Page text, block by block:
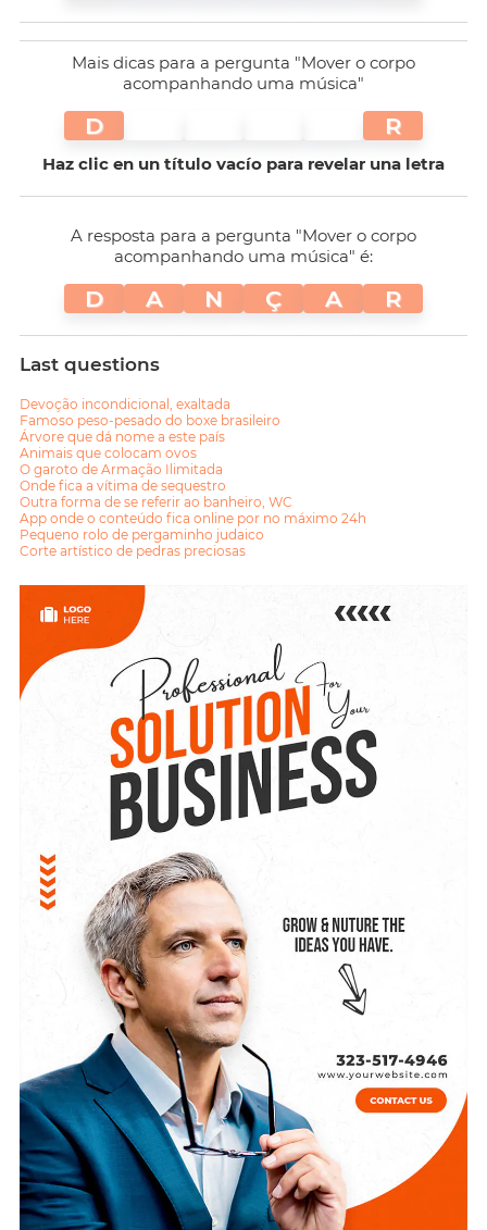
Mais dicas para a pergunta "Mover o corpo
acompanhando uma música"
D R
Haz clic en un título vacío para revelar una letra
A resposta para a pergunta "Mover o corpo
acompanhando uma música" é:
D A N Ç A R
Last questions
Devoção incondicional, exaltada
Famoso peso-pesado do boxe brasileiro
Árvore que dá nome a este país
Animais que colocam ovos
O garoto de Armação Ilimitada
Onde fica a vítima de sequestro
Outra forma de se referir ao banheiro, WC
App onde o conteúdo fica online por no máximo 24h
Pequeno rolo de pergaminho judaico
Corte artístico de pedras preciosas